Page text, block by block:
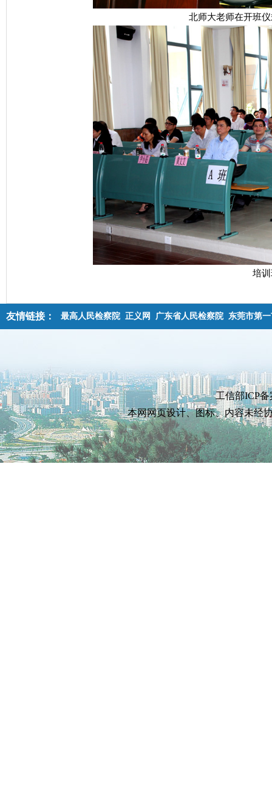
北师大老师在开班
培
友情链接： 最高人民检察院 正义网 广东省人民检察院 东莞市第
工信部ICP
本网网页设计、图标、内容未经